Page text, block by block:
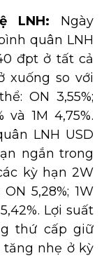
LNH: Ngày
quân LNH
đpt ở tất cả
xuống so với
ON 3,55%;
và 1M 4,75%.
LNH USD
ngắn trong
kỳ hạn 2W
5,28%; 1W
Lợi suất
thứ cấp giữ
tăng nhẹ ở kỳ